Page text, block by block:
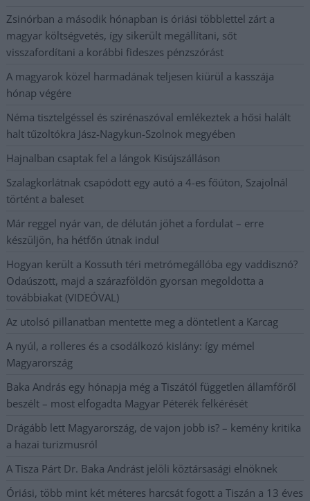
Zsinórban a második hónapban is óriási többlettel zárt a
magyar költségvetés, így sikerült megállítani, sőt
visszafordítani a korábbi fideszes pénzszórást
A magyarok közel harmadának teljesen kiürül a kasszája
hónap végére
Néma tisztelgéssel és szirénaszóval emlékeztek a hősi halált
halt tűzoltókra Jász-Nagykun-Szolnok megyében
Hajnalban csaptak fel a lángok Kisújszálláson
Szalagkorlátnak csapódott egy autó a 4-es főúton, Szajolnál
történt a baleset
Már reggel nyár van, de délután jöhet a fordulat – erre
készüljön, ha hétfőn útnak indul
Hogyan került a Kossuth téri metrómegállóba egy vaddisznó?
Odaúszott, majd a szárazföldön gyorsan megoldotta a
továbbiakat (VIDEÓVAL)
Az utolsó pillanatban mentette meg a döntetlent a Karcag
A nyúl, a rolleres és a csodálkozó kislány: így mémel
Magyarország
Baka András egy hónapja még a Tiszától független államfőről
beszélt – most elfogadta Magyar Péterék felkérését
Drágább lett Magyarország, de vajon jobb is? – kemény kritika
a hazai turizmusról
A Tisza Párt Dr. Baka Andrást jelöli köztársasági elnöknek
Óriási, több mint két méteres harcsát fogott a Tiszán a 13 éves